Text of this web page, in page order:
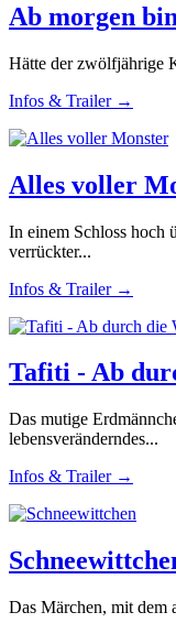
Ab morgen
Hätte der zwölfjährige
Infos & Trailer →
Alles voller
In einem Schloss hoch
verrückter...
Infos & Trailer →
Tafiti - Ab
Das mutige
lebensveränderndes...
Infos & Trailer →
Das Märchen, mit dem